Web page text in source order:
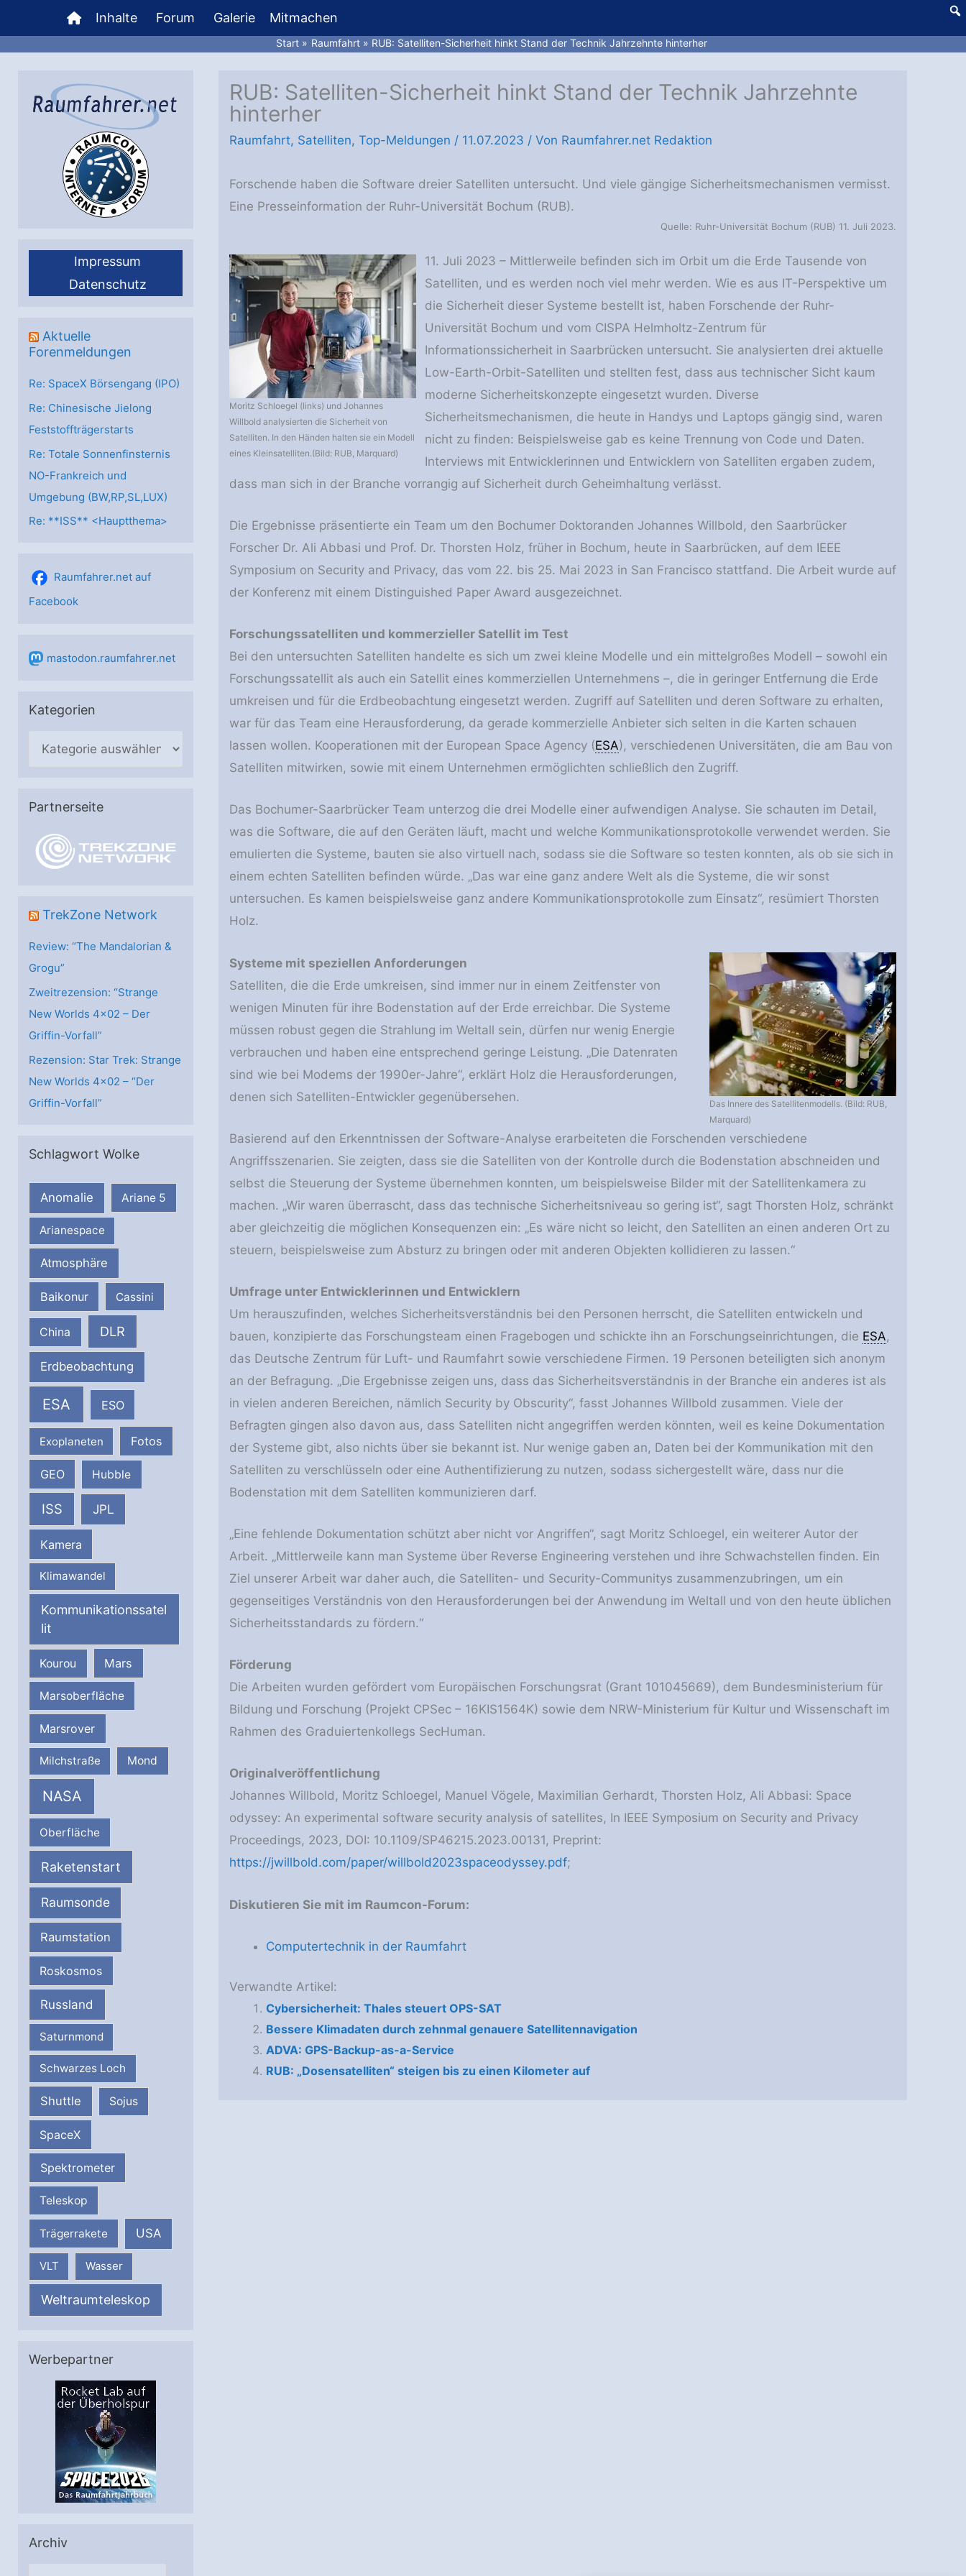
Inhalt
springen
Inhalte Forum Galerie Mitmachen
Start Raumfahrt RUB: Satelliten-Sicherheit hinkt Stand der Technik Jahrzehnte hinterher
Impressum
Datenschutz
Aktuelle
Forenmeldungen
Re: SpaceX Börsengang (IPO)
Re: Chinesische Jielong
Feststoffträgerstarts
Re: Totale Sonnenfinsternis
NO-Frankreich und
Umgebung (BW,RP,SL,LUX)
Re: **ISS** <Hauptthema>
Raumfahrer.net auf
Facebook
mastodon.raumfahrer.net
Kategorien
e
e
Partnerseite
TrekZone Network
Review: “The Mandalorian &
Grogu”
Zweitrezension: “Strange
New Worlds 4×02 – Der
Griffin-Vorfall”
Rezension: Star Trek: Strange
New Worlds 4×02 – “Der
Griffin-Vorfall”
Schlagwort Wolke
Anomalie Ariane 5
Arianespace
Atmosphäre
Baikonur Cassini
China DLR
Erdbeobachtung
ESA ESO
Exoplaneten Fotos
GEO Hubble
ISS JPL
Kamera
Klimawandel
Kommunikationssatel
lit
Kourou Mars
Marsoberfläche
Marsrover
Milchstraße Mond
NASA
Oberfläche
Raketenstart
Raumsonde
Raumstation
Roskosmos
Russland
Saturnmond
Schwarzes Loch
Shuttle Sojus
SpaceX
Spektrometer
Teleskop
Trägerrakete USA
VLT Wasser
Weltraumteleskop
Werbepartner
Archiv
RUB: Satelliten-Sicherheit hinkt Stand der Technik Jahrzehnte
hinterher
Raumfahrt, Satelliten, Top-Meldungen / 11.07.2023 / Von Raumfahrer.net Redaktion
Forschende haben die Software dreier Satelliten untersucht. Und viele gängige Sicherheitsmechanismen vermisst.
Eine Presseinformation der Ruhr-Universität Bochum (RUB).
Quelle: Ruhr-Universität Bochum (RUB) 11. Juli 2023.
Moritz Schloegel (links) und Johannes
Willbold analysierten die Sicherheit von
Satelliten. In den Händen halten sie ein Modell
eines Kleinsatelliten.(Bild: RUB, Marquard)
11. Juli 2023 – Mittlerweile befinden sich im Orbit um die Erde Tausende von
Satelliten, und es werden noch viel mehr werden. Wie es aus IT-Perspektive um
die Sicherheit dieser Systeme bestellt ist, haben Forschende der Ruhr-
Universität Bochum und vom CISPA Helmholtz-Zentrum für
Informationssicherheit in Saarbrücken untersucht. Sie analysierten drei aktuelle
Low-Earth-Orbit-Satelliten und stellten fest, dass aus technischer Sicht kaum
moderne Sicherheitskonzepte eingesetzt wurden. Diverse
Sicherheitsmechanismen, die heute in Handys und Laptops gängig sind, waren
nicht zu finden: Beispielsweise gab es keine Trennung von Code und Daten.
Interviews mit Entwicklerinnen und Entwicklern von Satelliten ergaben zudem,
dass man sich in der Branche vorrangig auf Sicherheit durch Geheimhaltung verlässt.
Die Ergebnisse präsentierte ein Team um den Bochumer Doktoranden Johannes Willbold, den Saarbrücker
Forscher Dr. Ali Abbasi und Prof. Dr. Thorsten Holz, früher in Bochum, heute in Saarbrücken, auf dem IEEE
Symposium on Security and Privacy, das vom 22. bis 25. Mai 2023 in San Francisco stattfand. Die Arbeit wurde auf
der Konferenz mit einem Distinguished Paper Award ausgezeichnet.
Forschungssatelliten und kommerzieller Satellit im Test
Bei den untersuchten Satelliten handelte es sich um zwei kleine Modelle und ein mittelgroßes Modell – sowohl ein
Forschungssatellit als auch ein Satellit eines kommerziellen Unternehmens –, die in geringer Entfernung die Erde
umkreisen und für die Erdbeobachtung eingesetzt werden. Zugriff auf Satelliten und deren Software zu erhalten,
war für das Team eine Herausforderung, da gerade kommerzielle Anbieter sich selten in die Karten schauen
lassen wollen. Kooperationen mit der European Space Agency (ESA), verschiedenen Universitäten, die am Bau von
Satelliten mitwirken, sowie mit einem Unternehmen ermöglichten schließlich den Zugriff.
Das Bochumer-Saarbrücker Team unterzog die drei Modelle einer aufwendigen Analyse. Sie schauten im Detail,
was die Software, die auf den Geräten läuft, macht und welche Kommunikationsprotokolle verwendet werden. Sie
emulierten die Systeme, bauten sie also virtuell nach, sodass sie die Software so testen konnten, als ob sie sich in
einem echten Satelliten befinden würde. „Das war eine ganz andere Welt als die Systeme, die wir sonst
untersuchen. Es kamen beispielsweise ganz andere Kommunikationsprotokolle zum Einsatz“, resümiert Thorsten
Holz.
Das Innere des Satellitenmodells. (Bild: RUB,
Marquard)
Systeme mit speziellen Anforderungen
Satelliten, die die Erde umkreisen, sind immer nur in einem Zeitfenster von
wenigen Minuten für ihre Bodenstation auf der Erde erreichbar. Die Systeme
müssen robust gegen die Strahlung im Weltall sein, dürfen nur wenig Energie
verbrauchen und haben eine entsprechend geringe Leistung. „Die Datenraten
sind wie bei Modems der 1990er-Jahre“, erklärt Holz die Herausforderungen,
denen sich Satelliten-Entwickler gegenübersehen.
Basierend auf den Erkenntnissen der Software-Analyse erarbeiteten die Forschenden verschiedene
Angriffsszenarien. Sie zeigten, dass sie die Satelliten von der Kontrolle durch die Bodenstation abschneiden und
selbst die Steuerung der Systeme übernehmen konnten, um beispielsweise Bilder mit der Satellitenkamera zu
machen. „Wir waren überrascht, dass das technische Sicherheitsniveau so gering ist“, sagt Thorsten Holz, schränkt
aber gleichzeitig die möglichen Konsequenzen ein: „Es wäre nicht so leicht, den Satelliten an einen anderen Ort zu
steuern, beispielsweise zum Absturz zu bringen oder mit anderen Objekten kollidieren zu lassen.“
Umfrage unter Entwicklerinnen und Entwicklern
Um herauszufinden, welches Sicherheitsverständnis bei den Personen herrscht, die Satelliten entwickeln und
bauen, konzipierte das Forschungsteam einen Fragebogen und schickte ihn an Forschungseinrichtungen, die ESA,
das Deutsche Zentrum für Luft- und Raumfahrt sowie verschiedene Firmen. 19 Personen beteiligten sich anonym
an der Befragung. „Die Ergebnisse zeigen uns, dass das Sicherheitsverständnis in der Branche ein anderes ist als
in vielen anderen Bereichen, nämlich Security by Obscurity“, fasst Johannes Willbold zusammen. Viele der
Befragten gingen also davon aus, dass Satelliten nicht angegriffen werden könnten, weil es keine Dokumentation
der Systeme gibt, also nichts über sie bekannt ist. Nur wenige gaben an, Daten bei der Kommunikation mit den
Satelliten zu verschlüsseln oder eine Authentifizierung zu nutzen, sodass sichergestellt wäre, dass nur die
Bodenstation mit dem Satelliten kommunizieren darf.
„Eine fehlende Dokumentation schützt aber nicht vor Angriffen“, sagt Moritz Schloegel, ein weiterer Autor der
Arbeit. „Mittlerweile kann man Systeme über Reverse Engineering verstehen und ihre Schwachstellen finden. Ein
Ziel unserer Arbeit war daher auch, die Satelliten- und Security-Communitys zusammenzubringen, um ein
gegenseitiges Verständnis von den Herausforderungen bei der Anwendung im Weltall und von den heute üblichen
Sicherheitsstandards zu fördern.“
Förderung
Die Arbeiten wurden gefördert vom Europäischen Forschungsrat (Grant 101045669), dem Bundesministerium für
Bildung und Forschung (Projekt CPSec – 16KIS1564K) sowie dem NRW-Ministerium für Kultur und Wissenschaft im
Rahmen des Graduiertenkollegs SecHuman.
Originalveröffentlichung
Johannes Willbold, Moritz Schloegel, Manuel Vögele, Maximilian Gerhardt, Thorsten Holz, Ali Abbasi: Space
odyssey: An experimental software security analysis of satellites, In IEEE Symposium on Security and Privacy
Proceedings, 2023, DOI: 10.1109/SP46215.2023.00131, Preprint:
https://jwillbold.com/paper/willbold2023spaceodyssey.pdf;
Diskutieren Sie mit im Raumcon-Forum:
Computertechnik in der Raumfahrt
Verwandte Artikel:
Cybersicherheit: Thales steuert OPS-SAT
Bessere Klimadaten durch zehnmal genauere Satellitennavigation
ADVA: GPS-Backup-as-a-Service
RUB: „Dosensatelliten“ steigen bis zu einen Kilometer auf